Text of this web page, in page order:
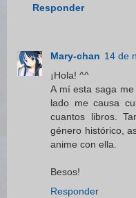
Responder
Mary-chan 14 de
¡Hola! ^^
A mí esta saga
lado me causa
cuantos libros.
género histórico,
anime con ella.
Besos!
Responder